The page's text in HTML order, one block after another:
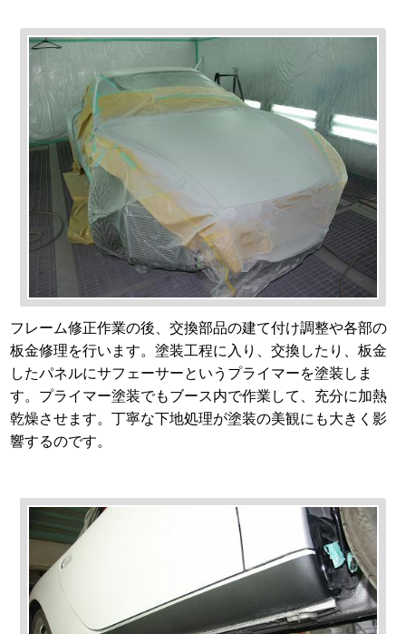
フレーム修正作業の後、交換部品の建て付け調整や各部の
板金修理を行います。塗装工程に入り、交換したり、板金
したパネルにサフェーサーというプライマーを塗装しま
す。プライマー塗装でもブース内で作業して、充分に加熱
乾燥させます。丁寧な下地処理が塗装の美観にも大きく影
響するのです。